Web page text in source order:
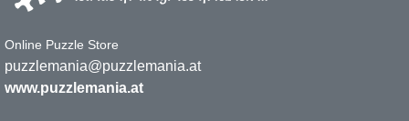
Online Puzzle Store
puzzlemania@puzzlemania.at
www.puzzlemania.at